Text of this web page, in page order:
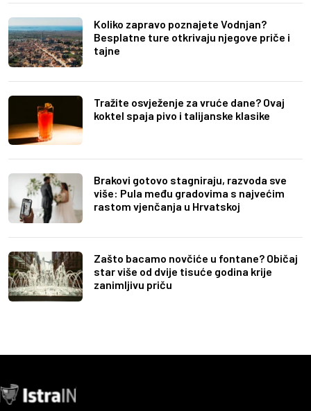
Koliko zapravo poznajete Vodnjan?
Besplatne ture otkrivaju njegove priče i
tajne
Tražite osvježenje za vruće dane? Ovaj
koktel spaja pivo i talijanske klasike
Brakovi gotovo stagniraju, razvoda sve
više: Pula među gradovima s najvećim
rastom vjenčanja u Hrvatskoj
Zašto bacamo novčiće u fontane? Običaj
star više od dvije tisuće godina krije
zanimljivu priču